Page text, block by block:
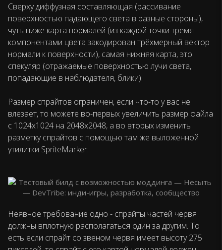
Сверху диффузная составляющая (рассивание
поверхностью падающего света в разные стороны),
чуть ниже карта нормалей (из каждой точки тремя
компонентами цвета закодирован трёхмерный вектор
нормали к поверхности), самая нижняя карта, это
спекуляр (отражаемые поверхностью лучи света,
попадающие в наблюдателя, блики).
Размер спрайтов ограничен, если что-то у вас не
влезает, то можете во-первых увеличить размер файла
с 1024х1024 на 2048х2048, а во вторых изменить
разметку спрайтов с помощью там же выложенной
утилитки SpriteMarker:
Неявное требование одно - спрайты частей червя
должны вплотную располагаться один за другим. То
есть если спрайт со звеном червя имеет высоту 275